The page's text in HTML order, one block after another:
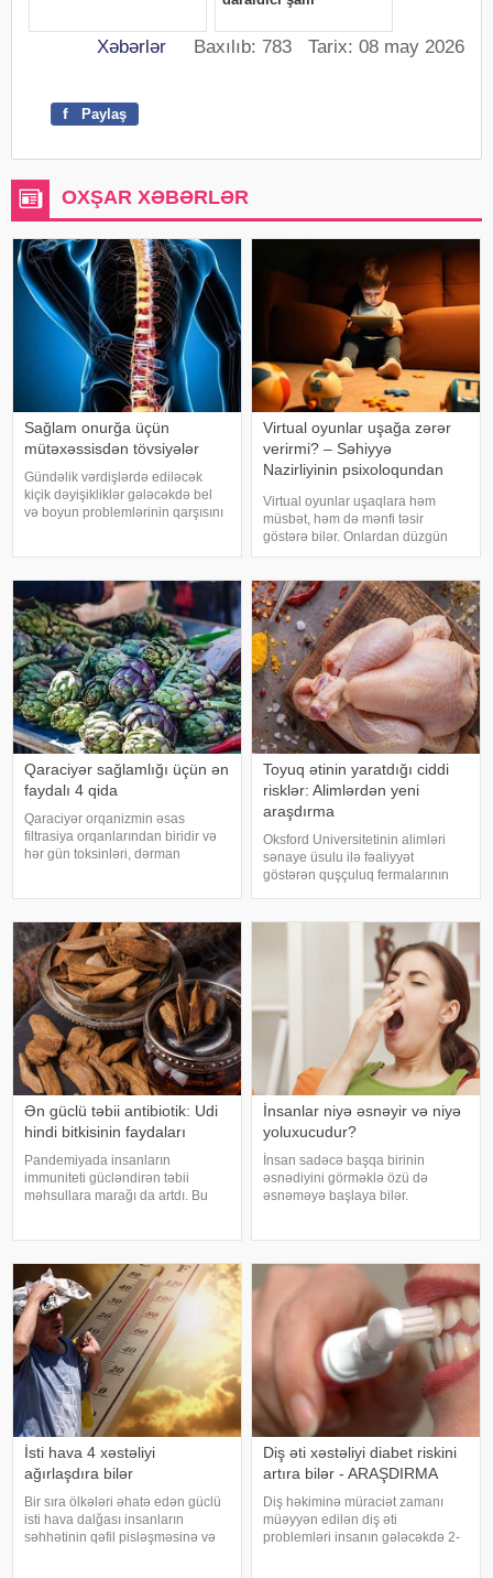
Xəbərlər Baxılıb: 783 Tarix: 08 may 2026
f Paylaş
OXŞAR XƏBƏRLƏR
Sağlam onurğa üçün
mütəxəssisdən tövsiyələr
Gündəlik vərdişlərdə ediləcək
kiçik dəyişikliklər gələcəkdə bel
və boyun problemlərinin qarşısını
duruş onurğanın sağlam
qalmasınd
Virtual oyunlar uşağa zərər
verirmi? – Səhiyyə
Nazirliyinin psixoloqundan
Virtual oyunlar uşaqlara həm
müsbət, həm də mənfi təsir
göstərə bilər. Onlardan düzgün
rejimdə istifadə edildikdə zehni
artıq oynanılması fiziki və psixoloji
problemlərə səbəb ola bilər
Qaraciyər sağlamlığı üçün ən
faydalı 4 qida
Qaraciyər orqanizmin əsas
filtrasiya orqanlarından biridir və
hər gün toksinləri, dərman
federal ekspert onkologiya
klinikalar
Toyuq ətinin yaratdığı ciddi
risklər: Alimlərdən yeni
araşdırma
Oksford Universitetinin alimləri
sənaye üsulu ilə fəaliyyət
göstərən quşçuluq fermalarının
biləcəyini bildiriblər. xəbər verir ki,
araşdırma zamanı son 45 i
Ən güclü təbii antibiotik: Udi
hindi bitkisinin faydaları
Pandemiyada insanların
immuniteti gücləndirən təbii
məhsullara marağı da artdı. Bu
hindi bitkisi nədir?. xəbər verir ki,
ə
İnsanlar niyə əsnəyir və niyə
yoluxucudur?
İnsan sadəcə başqa birinin
əsnədiyini görməklə özü də
əsnəməyə başlaya bilər.
verir ki, əsnəmək insan
orqanizminin ən adi
İsti hava 4 xəstəliyi
ağırlaşdıra bilər
Bir sıra ölkələri əhatə edən güclü
isti hava dalğası insanların
səhhətinin qəfil pisləşməsinə və
Diş əti xəstəliyi diabet riskini
artıra bilər - ARAŞDIRMA
Diş həkiminə müraciət zamanı
müəyyən edilən diş əti
problemləri insanın gələcəkdə 2-